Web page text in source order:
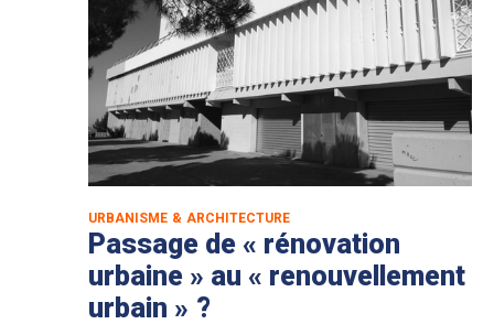
URBANISME & ARCHITECTURE
Passage de « rénovation
urbaine » au « renouvellement
urbain » ?